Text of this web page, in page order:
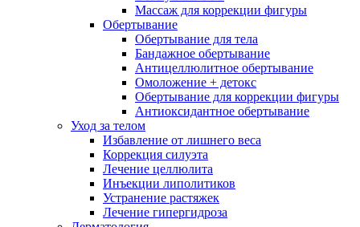
Массаж для коррекции фигуры
Обертывание
Обертывание для тела
Бандажное обертывание
Антицеллюлитное обертывание
Омоложение + детокс
Обертывание для коррекции фигуры
Антиоксидантное обертывание
Уход за телом
Избавление от лишнего веса
Коррекция силуэта
Лечение целлюлита
Инъекции липолитиков
Устранение растяжек
Лечение гипергидроза